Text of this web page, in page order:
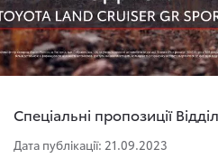
Спеціальні пропозиції
Дата публікації: 21.09.2023